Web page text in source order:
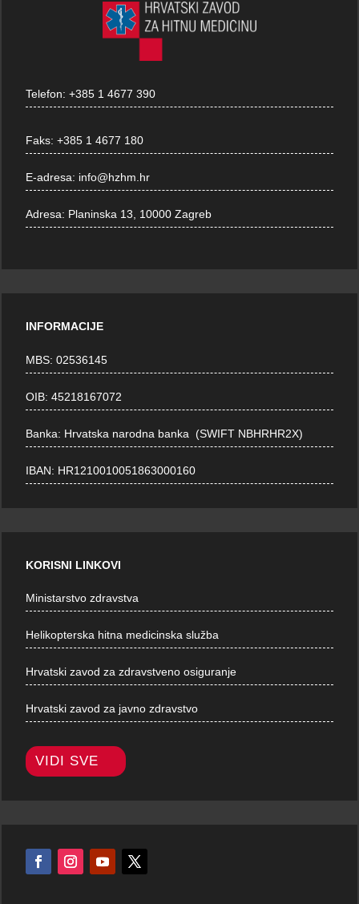
Telefon:+385 1 4677 390
Faks:+385 1 4677 180
E-adresa: info@hzhm.hr
Adresa: Planinska 13, 10000 Zagreb
INFORMACIJE
MBS: 02536145
OIB: 45218167072
Banka: Hrvatska narodna banka (SWIFT NBHRHR2X)
IBAN: HR1210010051863000160
KORISNI LINKOVI
Ministarstvo zdravstva
Helikopterska hitna medicinska služba
Hrvatski zavod za zdravstveno osiguranje
Hrvatski zavod za javno zdravstvo
VIDI SVE